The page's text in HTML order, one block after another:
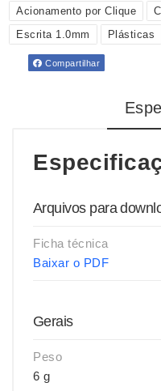
Acionamento por Clique
Escrita 1.0mm
Plásticas
Compartilhar
Arquivos para
Ficha técnica
Baixar o PDF
Gerais
Peso
6 g